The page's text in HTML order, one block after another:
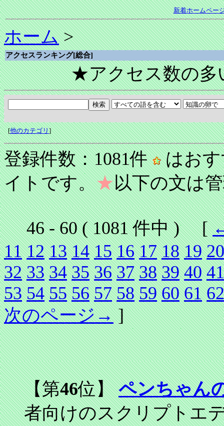
新着ホームペー
ホーム>
アクセスランキング[総合]
★アクセス数の多
[他のカテゴリ]
登録件数：1081件 はお
イトです。★以下の文は
46 - 60 ( 1081 件中 ) [
11 12 13 14 15 16 17 18 19 20
32 33 34 35 36 37 38 39 40 41
53 54 55 56 57 58 59 60 61 62
次のページ→]
【第46位】ペンちゃん
者向けのスクリプトエ